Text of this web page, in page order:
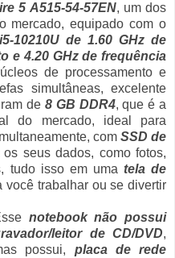
5 A515-54-57EN, um dos
mercado, equipado com o
10210U de 1.60 GHz de
e 4.20 GHz de frequência
de processamento e
simultâneas, excelente
de 8 GB DDR4, que é a
do mercado, ideal para
com SSD de
seus dados, como fotos,
tudo isso em uma tela de
você trabalhar ou se divertir
notebook não possui
leitor de CD/DVD,
possui, placa de rede